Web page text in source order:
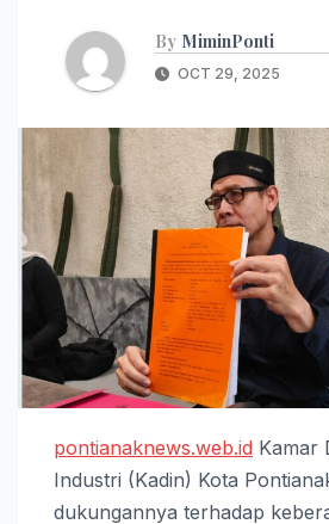
By MiminPonti
OCT 29, 2025
pontianaknews.web.id Kamar
Industri (Kadin) Kota
dukungannya terhadap